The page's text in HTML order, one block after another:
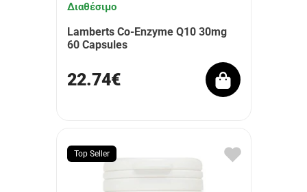
Διαθέσιμο
Lamberts Co-Enzyme Q10 30mg
60 Capsules
22.74€
Top Seller